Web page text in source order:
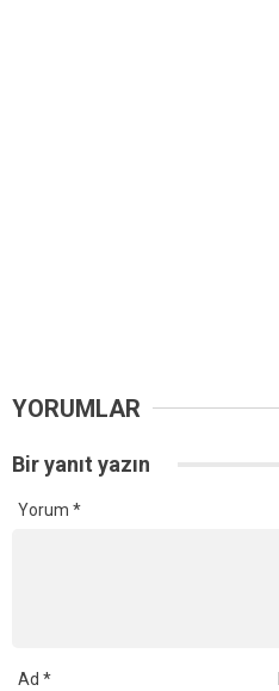
YORUMLAR
Bir yanıt yazın
Yorum *
Ad *